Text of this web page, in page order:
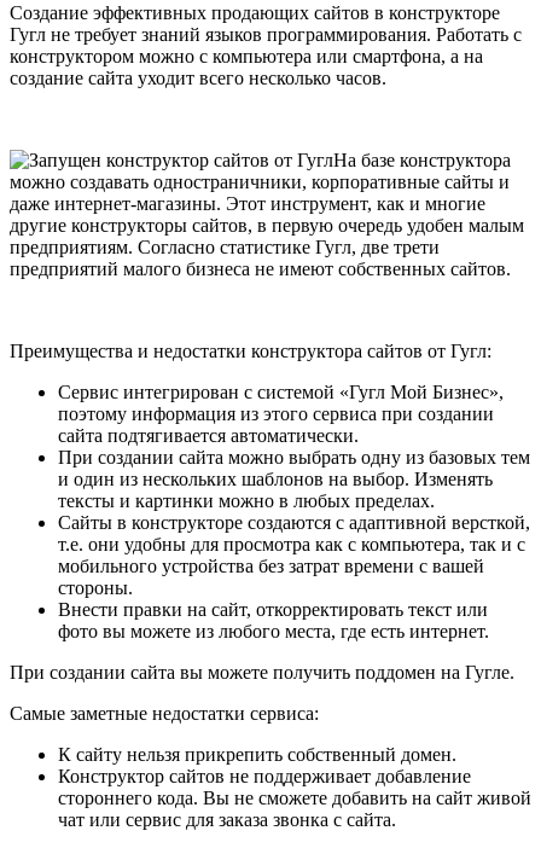
Создание эффективных продающих сайтов в конструкторе
Гугл не требует знаний языков программирования. Работать с
конструктором можно с компьютера или смартфона, а на
создание сайта уходит всего несколько часов.
На базе конструктора
можно создавать одностраничники, корпоративные сайты и
даже интернет-магазины. Этот инструмент, как и многие
другие конструкторы сайтов, в первую очередь удобен малым
предприятиям. Согласно статистике Гугл, две трети
предприятий малого бизнеса не имеют собственных сайтов.
Преимущества и недостатки конструктора сайтов от Гугл:
Сервис интегрирован с системой «Гугл Мой Бизнес»,
поэтому информация из этого сервиса при создании
сайта подтягивается автоматически.
При создании сайта можно выбрать одну из базовых тем
и один из нескольких шаблонов на выбор. Изменять
тексты и картинки можно в любых пределах.
Сайты в конструкторе создаются с адаптивной версткой,
т.е. они удобны для просмотра как с компьютера, так и с
мобильного устройства без затрат времени с вашей
стороны.
Внести правки на сайт, откорректировать текст или
фото вы можете из любого места, где есть интернет.
При создании сайта вы можете получить поддомен на Гугле.
Самые заметные недостатки сервиса:
К сайту нельзя прикрепить собственный домен.
Конструктор сайтов не поддерживает добавление
стороннего кода. Вы не сможете добавить на сайт живой
чат или сервис для заказа звонка с сайта.